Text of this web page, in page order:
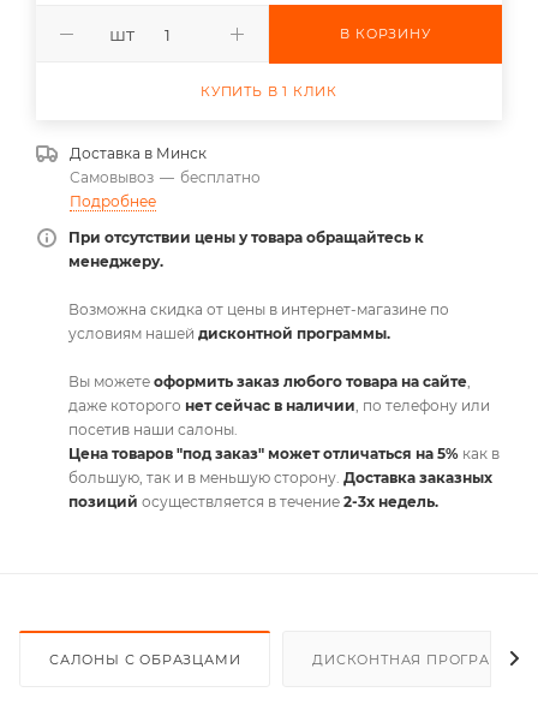
шт В КОРЗИНУ
КУПИТЬ В 1 КЛИК
Доставка в Минск
Самовывоз — бесплатно
Подробнее
При отсутствии цены у товара обращайтесь к
менеджеру.
Возможна скидка от цены в интернет-магазине по
условиям нашей дисконтной программы.
Вы можете оформить заказ любого товара на сайте,
даже которого нет сейчас в наличии, по телефону или
посетив наши салоны.
Цена товаров "под заказ" может отличаться на 5% как в
большую, так и в меньшую сторону. Доставка заказных
позиций осуществляется в течение 2-3х недель.
САЛОНЫ С ОБРАЗЦАМИ ДИСКОНТНАЯ ПРОГРАММА